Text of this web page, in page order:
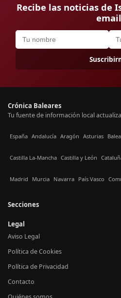
Recibe las noticias de
email
Crónica Baleares
Tu fuente de información local
España Andalucía Aragón Asturias
Castilla La-Mancha Castilla y León
Madrid Murcia Navarra País Vasco
Secciones
Legal
Aviso Legal
Política de Cookies
Política de Privacidad
Contacto